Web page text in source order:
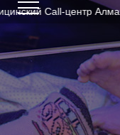
Call-центр